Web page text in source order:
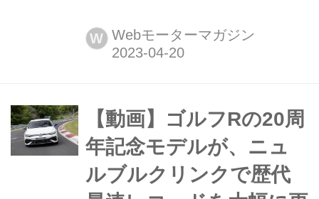
ク タイプRがドイツのニュルブルクリ
ンク北コースで、FFモデルで最速とな
W Webモーターマガジン
【動画】ゴルフRの20周
年記念モデルが、ニュ
ルブルクリンクで歴代